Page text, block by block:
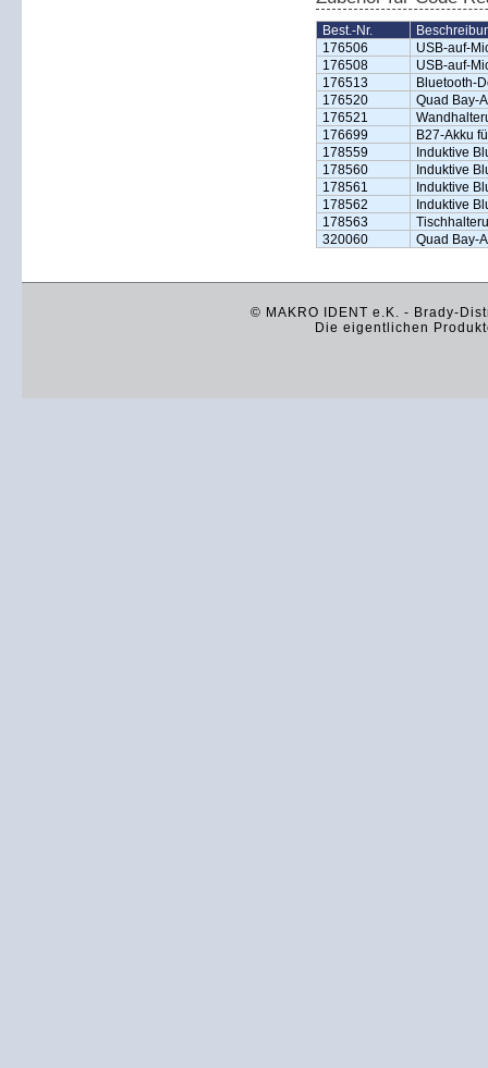
Best.-Nr.
176506
USB-auf-
176508
USB-auf-
176513
Bluetooth-
176520
Quad Bay-
176521
176699
B27-Akku
178559
Induktive
178560
Induktive
178561
Induktive
178562
Induktive
178563
320060
Quad Bay-
© MAKRO IDENT e.K. - Brady-
Die eigentlichen